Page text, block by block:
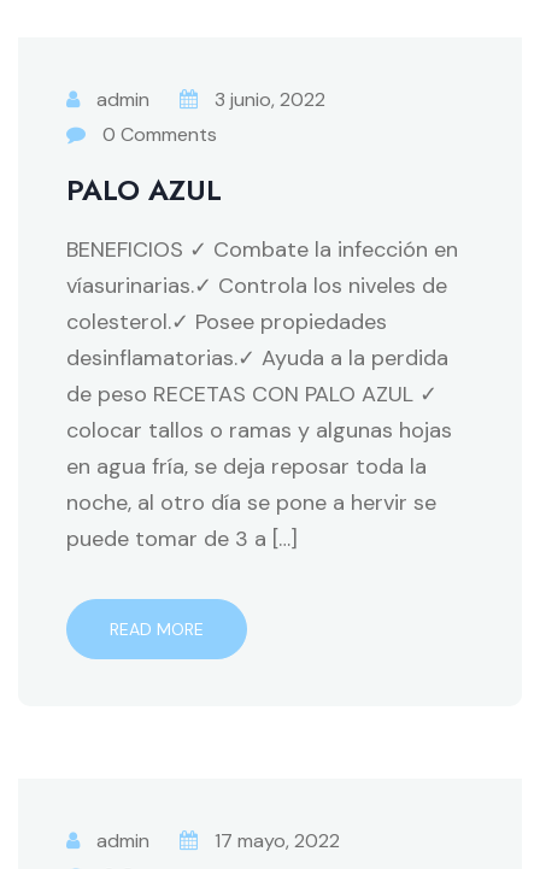
admin
3 junio, 2022
0 Comments
PALO AZUL
BENEFICIOS ✓ Combate la infección en
víasurinarias.✓ Controla los niveles de
colesterol.✓ Posee propiedades
desinflamatorias.✓ Ayuda a la perdida
de peso RECETAS CON PALO AZUL ✓
colocar tallos o ramas y algunas hojas
en agua fría, se deja reposar toda la
noche, al otro día se pone a hervir se
puede tomar de 3 a […]
READ MORE
admin
17 mayo, 2022